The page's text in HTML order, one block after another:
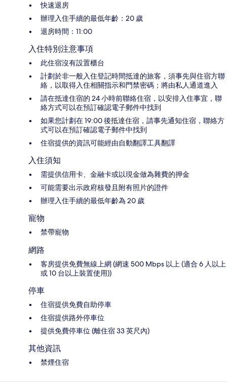
快速退房
辦理入住手續的最低年齡：20 歲
退房時間：11:00
入住特別注意事項
此住宿沒有設置櫃台
計劃於非一般入住登記時間抵達的旅客，須事先與住宿方聯
絡，以取得入住相關指示和門禁密碼；將由私人通道進入
請在抵達住宿的 24 小時前聯絡住宿，以安排入住事宜，聯
絡方式可以在預訂確認電子郵件中找到
如果您計劃在 19:00 後抵達住宿，請事先通知住宿，聯絡方
式可以在預訂確認電子郵件中找到
住宿提供的資訊可能經由自動翻譯工具翻譯
入住須知
需提供信用卡、金融卡或以現金做為雜費的押金
可能需要出示政府核發且附有照片的證件
辦理入住手續的最低年齡為 20 歲
寵物
禁帶寵物
網路
客房提供免費無線上網 (網速 500 Mbps 以上 (適合 6 人以上
或 10 台以上裝置使用))
停車
住宿提供免費自助停車
住宿提供路外停車位
提供免費停車位 (離住宿 33 英尺內)
其他資訊
禁煙住宿